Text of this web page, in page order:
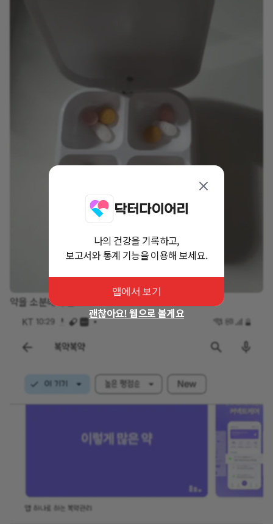
약을 소분해서 담고~
나의 건강을 기록하고,
보고서와 통계 기능을 이용해 보세요.
앱에서 보기
괜찮아요! 웹으로 볼게요